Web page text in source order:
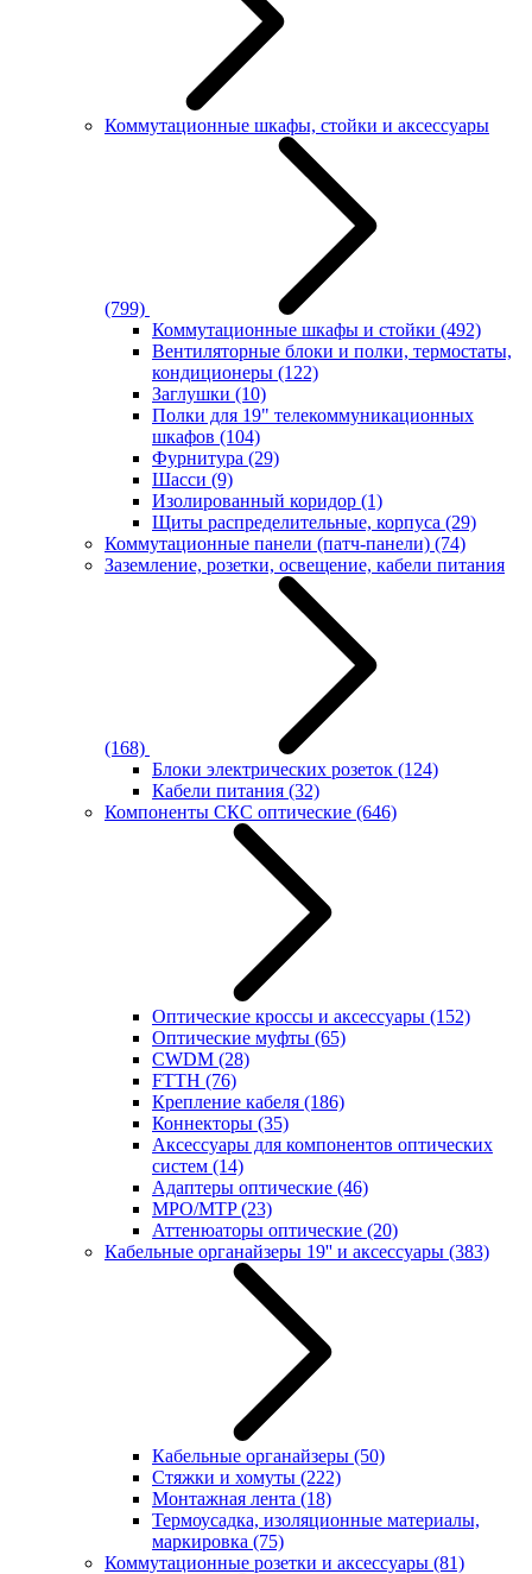
Коммутационные шкафы, стойки и аксессуары
(799)
Коммутационные шкафы и стойки (492)
Вентиляторные блоки и полки, термостаты,
кондиционеры (122)
Заглушки (10)
Полки для 19" телекоммуникационных
шкафов (104)
Фурнитура (29)
Шасси (9)
Изолированный коридор (1)
Щиты распределительные, корпуса (29)
Коммутационные панели (патч-панели) (74)
Заземление, розетки, освещение, кабели питания
(168)
Блоки электрических розеток (124)
Кабели питания (32)
Компоненты СКС оптические (646)
Оптические кроссы и аксессуары (152)
Оптические муфты (65)
CWDM (28)
FTTH (76)
Крепление кабеля (186)
Коннекторы (35)
Аксессуары для компонентов оптических
систем (14)
Адаптеры оптические (46)
MPO/MTP(23)
Аттенюаторы оптические (20)
Кабельные органайзеры 19'' и аксессуары (383)
Кабельные органайзеры (50)
Стяжки и хомуты (222)
Монтажная лента (18)
Термоусадка, изоляционные материалы,
маркировка (75)
Коммутационные розетки и аксессуары (81)